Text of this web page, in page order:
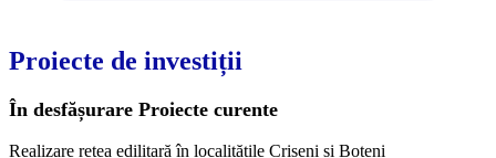
Proiecte de investiții
În desfășurare Proiecte curente
Realizare rețea edilitară în localitățile Crișeni și Boteni